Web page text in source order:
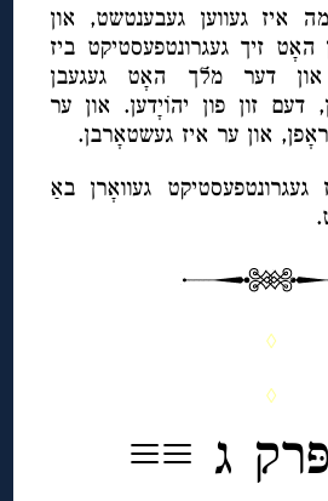
איז געווען געבענטשט, און
האָט זיך געגרונטפעסטיקט ביז
דער מלך האָט געגעבן
דעם זון פון יהוֹיָדען. און ער
און ער איז געשטאָרבן.
געוואָרן באַ
◊
◊
ג ≡≡